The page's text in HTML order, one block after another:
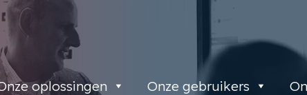
oplossingen Onze gebruikers